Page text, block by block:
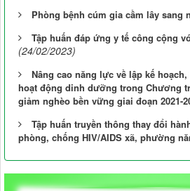
Phòng bệnh cúm gia cầm lây sang
Tập huấn đáp ứng y tế công cộng
(24/02/2023)
Nâng cao năng lực về lập kế
hoạt động dinh dưỡng trong Chương
giảm nghèo bền vững giai đoạn 2021-
Tập huấn truyền thông thay đổi
phòng, chống HIV/AIDS xã, phường